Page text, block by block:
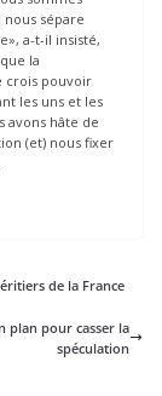
sépare
a-t-il insisté,
la
crois pouvoir
les uns et les
avons hâte de
(et) nous fixer
de la France
plan pour casser la
spéculation